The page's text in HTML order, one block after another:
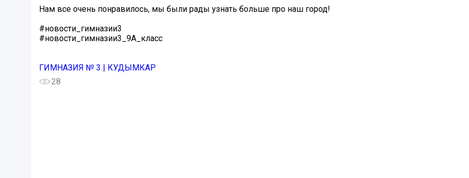
Нам все очень понравилось, мы были рады узнать больше про наш город!
#новости_гимназии3
#новости_гимназии3_9А_класс
ГИМНАЗИЯ № 3 | КУДЫМКАР
28